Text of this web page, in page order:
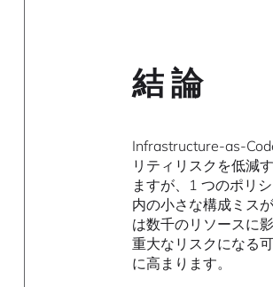
結 論
Infrastructure-as-
リティリスクを低減
ますが、1 つのポリ
内の小さな構成ミス
は数千のリソースに
重大なリスクになる
に高まります。